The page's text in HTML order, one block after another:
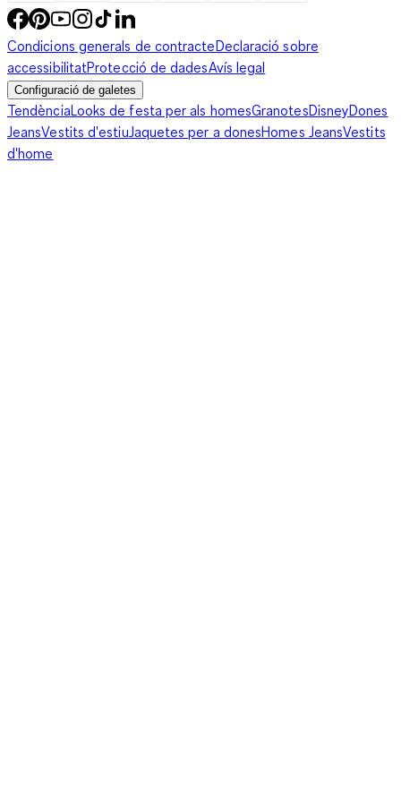
Condicions generals de contracteDeclaració sobre
accessibilitatProtecció de dadesAvís legal
Configuració de galetes
TendènciaLooks de festa per als homesGranotesDisneyDones
JeansVestits d'estiu Jaquetes per a donesHomes JeansVestits
d'home